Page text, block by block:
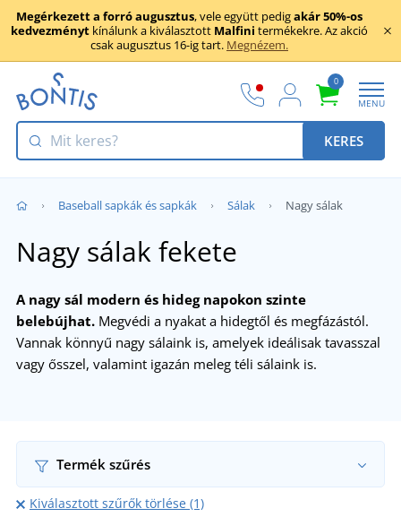
Megérkezett a forró augusztus, vele együtt pedigakár 50%-os
kedvezményt kínálunk a kiválasztott Malfini termékekre. Az akció
csak augusztus 16-ig tart. Megnézem.
0
MENU
KERES
Baseball sapkák és sapkák Sálak Nagy sálak
Nagy sálak fekete
A nagy sál modern és hideg napokon szinte
belebújhat. Megvédi a nyakat a hidegtől és megfázástól.
Vannak könnyű nagy sálaink is, amelyek ideálisak tavasszal
vagy ősszel, valamint igazán meleg téli sálaink is.
Termék szűrés
Kiválasztott szűrők törlése (1)